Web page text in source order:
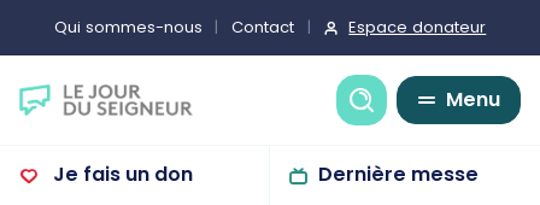
Qui sommes-nous Contact Espace donateur
Recherche
Menu
Je fais un don Dernière messe